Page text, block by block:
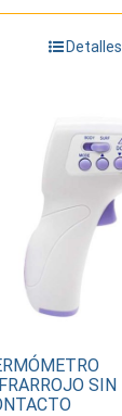
Detalles
SIN